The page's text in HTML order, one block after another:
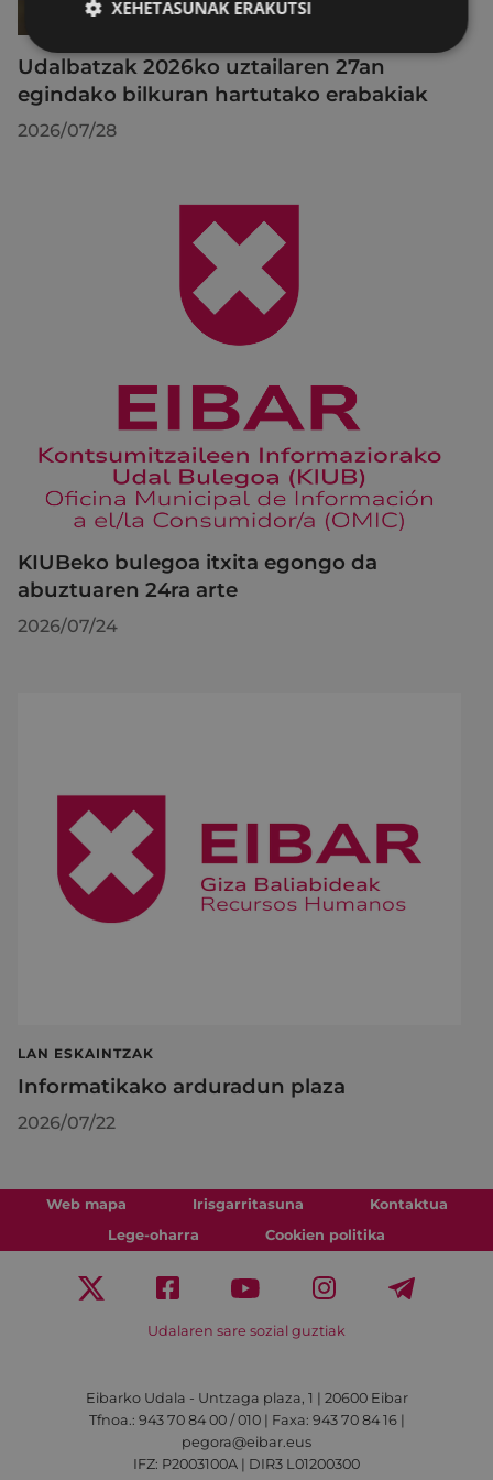
Udalbatzak 2026ko uztailaren 27an
egindako bilkuran hartutako erabakiak
2026/07/28
KIUBeko bulegoa itxita egongo da
abuztuaren 24ra arte
2026/07/24
LAN ESKAINTZAK
Informatikako arduradun plaza
2026/07/22
Web mapa Irisgarritasuna
Kontaktua
Lege-oharra
Cookien politika
Udalaren sare sozial guztiak
Eibarko Udala - Untzaga plaza, 1 | 20600 Eibar
Tfnoa.: 943 70 84 00 / 010 | Faxa: 943 70 84 16 |
pegora@eibar.eus
IFZ: P2003100A | DIR3 L01200300
XEHETASUNAK ERAKUTSI